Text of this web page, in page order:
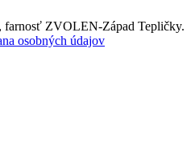
ZVOLEN-Západ Tepličky.
osobných údajov